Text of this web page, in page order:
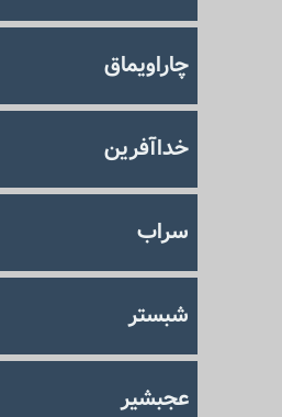
چاراویماق
خداآفرین
سراب
شبستر
عجبشیر